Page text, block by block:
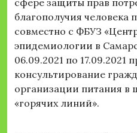
сфере защиты прав
благополучия человека
совместно с ФБУЗ
эпидемиологии в
06.09.2021 по 17.09.2021
консультирование
организации питания в
«горячих линий».